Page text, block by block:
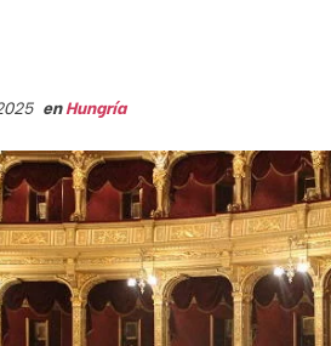
enHungría